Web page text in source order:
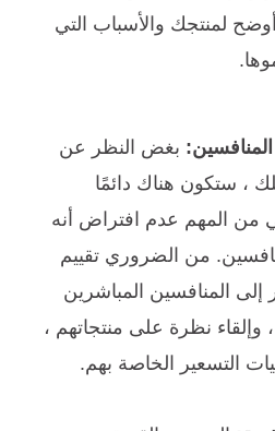
لمنتجك والأسباب التي
بغض النظر عن
ستكون هناك دائمًا
من المهم عدم افتراض أنه
من الضروري تقييم
إلى المنافسين المباشرين
وإلقاء نظرة على منتجاتهم ،
التسعير الخاصة بهم.